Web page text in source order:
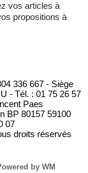
vos articles à
propositions à
336 667 - Siège
- Tél. : 01 75 26 57
Paes
BP 80157 59100
07
droits réservés
by WM